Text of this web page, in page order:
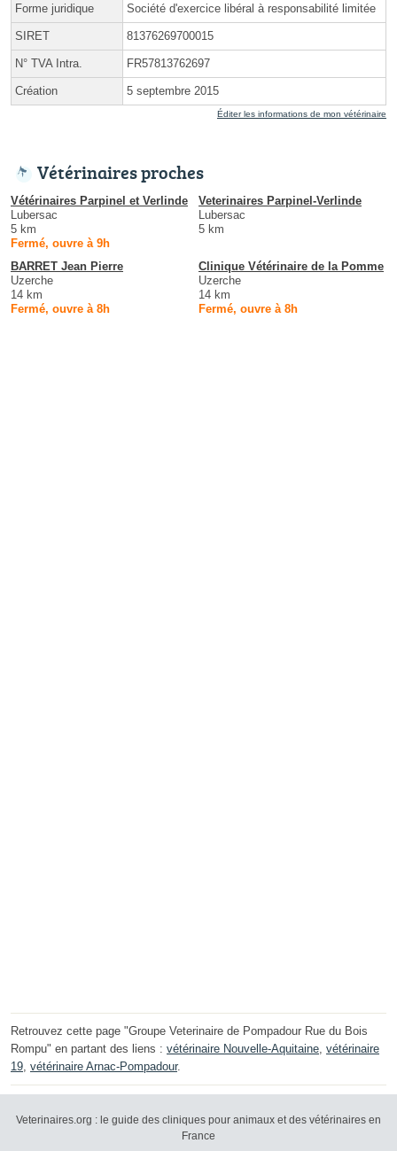
Forme juridique Société d'exercice libéral à responsabilité limitée
SIRET 81376269700015
N° TVA Intra. FR57813762697
Création 5 septembre 2015
Éditer les informations de mon vétérinaire
Vétérinaires proches
Vétérinaires Parpinel et Verlinde
Lubersac
5 km
Fermé, ouvre à 9h
Veterinaires Parpinel-Verlinde
Lubersac
5 km
BARRET Jean Pierre
Uzerche
14 km
Fermé, ouvre à 8h
Clinique Vétérinaire de la Pomme
Uzerche
14 km
Fermé, ouvre à 8h
Retrouvez cette page "Groupe Veterinaire de Pompadour Rue du Bois
Rompu" en partant des liens : vétérinaire Nouvelle-Aquitaine vétérinaire
19 vétérinaire Arnac-Pompadour.
Veterinaires.org : le guide des cliniques pour animaux et des vétérinaires en
France